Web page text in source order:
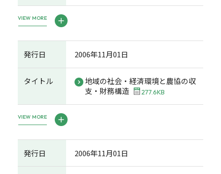
VIEW MORE
発行日 2006年11月01日
タイトル
地域の社会・経済環境と農協の収
支・財務構造
277.6KB
VIEW MORE
発行日 2006年11月01日